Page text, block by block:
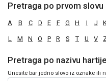
Pretraga po prvom slovu
A B C D E F G H I J
L M N O P R S T U V
Pretraga po nazivu hartije
Unesite bar jedno slovo iz oznake ili